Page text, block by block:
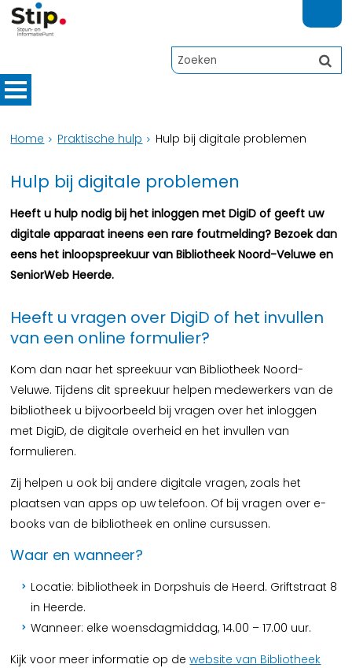
Home Praktische hulp Hulp bij digitale problemen
Hulp bij digitale problemen
Heeft u hulp nodig bij het inloggen met DigiD of geeft uw
digitale apparaat ineens een rare foutmelding? Bezoek dan
eens het inloopspreekuur van Bibliotheek Noord-Veluwe en
SeniorWeb Heerde.
Heeft u vragen over DigiD of het invullen
van een online formulier?
Kom dan naar het spreekuur van Bibliotheek Noord-
Veluwe. Tijdens dit spreekuur helpen medewerkers van de
bibliotheek u bijvoorbeeld bij vragen over het inloggen
met DigiD, de digitale overheid en het invullen van
formulieren.
Zij helpen u ook bij andere digitale vragen, zoals het
plaatsen van apps op uw telefoon. Of bij vragen over e-
books van de bibliotheek en online cursussen.
Waar en wanneer?
Locatie: bibliotheek in Dorpshuis de Heerd. Griftstraat 8
in Heerde.
Wanneer: elke woensdagmiddag, 14.00 – 17.00 uur.
Kijk voor meer informatie op dewebsite van Bibliotheek